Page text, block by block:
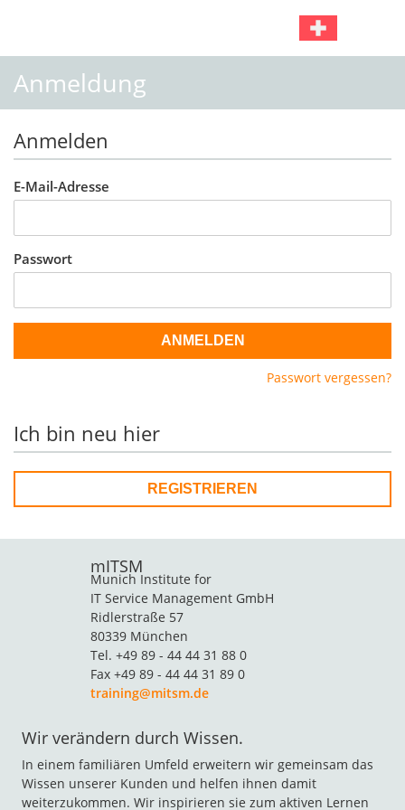
Anmeldung
Anmelden
E-Mail-Adresse
Passwort
ANMELDEN
Passwort vergessen?
Ich bin neu hier
REGISTRIEREN
mITSM
Munich Institute for
IT Service Management GmbH
Ridlerstraße 57
80339 München
Tel. +49 89 - 44 44 31 88 0
Fax +49 89 - 44 44 31 89 0
training@mitsm.de
Wir verändern durch Wissen.
In einem familiären Umfeld erweitern wir gemeinsam das
Wissen unserer Kunden und helfen ihnen damit
weiterzukommen. Wir inspirieren sie zum aktiven Lernen